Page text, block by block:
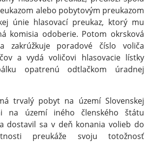
alebo pobytovým preukazom
únie hlasovací preukaz, ktorý mu
komisia odoberie. Potom okrsková
zakrúžkuje poradové číslo voliča
a vydá voličovi hlasovacie lístky
opatrenú odtlačkom úradnej
trvalý pobyt na území Slovenskej
na území iného členského štátu
dostavil sa v deň konania volieb do
preukáže svoju totožnosť